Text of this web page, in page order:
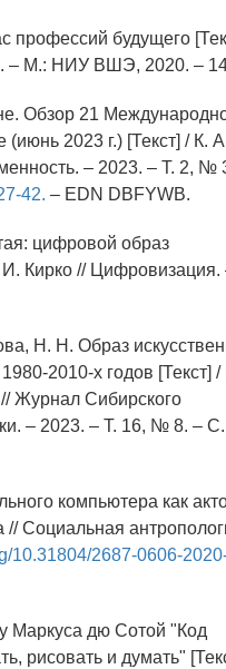
профессий будущего
– М.: НИУ ВШЭ, 2020. –
Обзор 21
2023 г.) [Текст] / К.
– 2023. – Т. 2, №
42. – EDN DBFYWB.
цифровой образ
И. Кирко // Цифровизация.
Н. Н. Образ
2010-х годов [Текст] /
Журнал Сибирского
– 2023. – Т. 16, № 8. –
компьютера как
Социальная
10.31804/2687-0606-
Маркуса дю Сотой "Код
рисовать и думать"